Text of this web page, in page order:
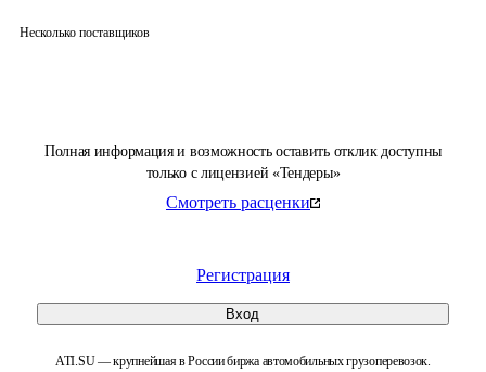
Полная информация и возможность оставить отклик доступны
только с лицензией «Тендеры»
Смотреть расценки
Регистрация
Вход
ATI.SU — крупнейшая в России биржа автомобильных грузоперевозок.
Несколько поставщиков